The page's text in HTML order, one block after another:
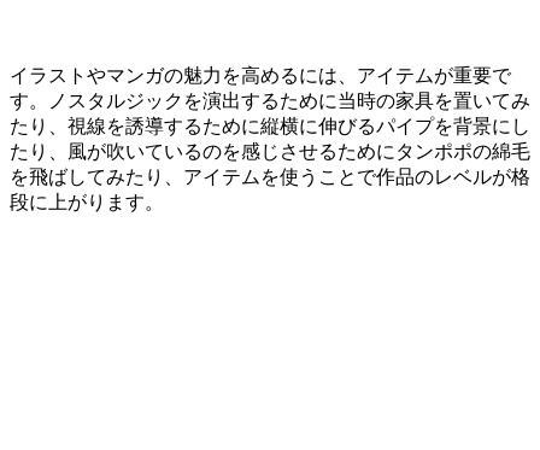
イラストやマンガの魅力を高めるには、アイテムが重要で
す。ノスタルジックを演出するために当時の家具を置いてみ
たり、視線を誘導するために縦横に伸びるパイプを背景にし
たり、風が吹いているのを感じさせるためにタンポポの綿毛
を飛ばしてみたり、アイテムを使うことで作品のレベルが格
段に上がります。